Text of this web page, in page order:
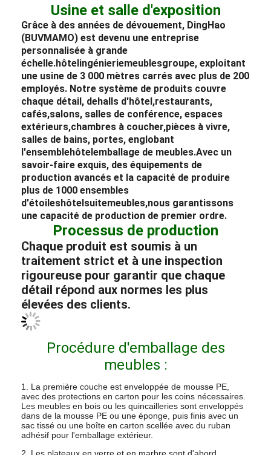
Depuis sa création, DingHao (BUVMAMO)
possède une riche histoire de plus de 20 ans,
dédiée à l'excellence en tant que
professionnelfabricant
d'hôtel,meubles de hall d'hôtel,meubles de
villa,meubles d'appartementet mobilier de
restaurant.De la planification préalable et du
positionnement de style à la conception de la
production, à la mise en œuvre du projet et
au service après-vente, nous proposons des
solutions de mobilier complètes.
Usine et salle d'exposition
Grâce à des années de dévouement, DingHao
(BUVMAMO) est devenu une entreprise
personnalisée à grande
échelle.hôtelingénieriemeubles groupe, exploitant
une usine de 3 000 mètres carrés avec plus de 200
employés. Notre système de produits couvre
chaque détail, de halls d'hôtel,restaurants
cafés,salons, salles de conférence, espaces
extérieurs,
salles de bains, portes, englobant
l'ensemblehôtel emballage de meubles.Avec un
savoir-faire exquis, des équipements de
production avancés et la capacité de produire
plus de 1000 ensembles
d'étoileshôtelsuitemeubles,nous garantissons
une capacité de production de premier ordre.
Processus de production
Chaque produit est soumis à un